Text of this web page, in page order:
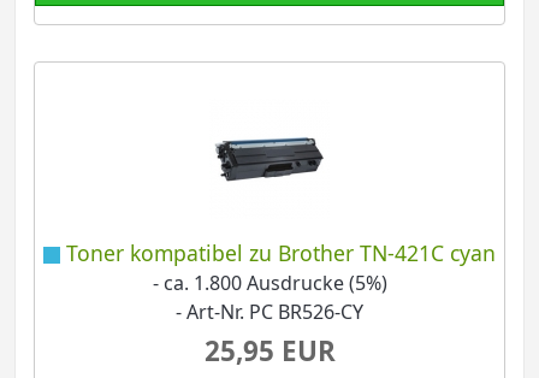
Toner kompatibel zu Brother TN-421C cyan
- ca. 1.800 Ausdrucke (5%)
- Art-Nr. PC BR526-CY
25,95 EUR